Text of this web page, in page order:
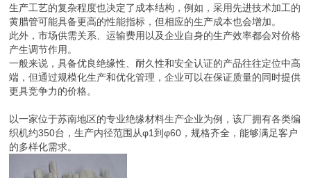
生产工艺的复杂程度也决定了成本结构，例如，采用先进技术加工的
黄腊管可能具备更高的性能指标，但相应的生产成本也会增加。
此外，市场供需关系、运输费用以及企业自身的生产效率都会对价格
产生调节作用。
一般来说，具备优良绝缘性、耐久性和安全认证的产品往往定位中高
端，但通过规模化生产和优化管理，企业可以在保证质量的同时提供
更具竞争力的价格。
以一家位于苏南地区的专业绝缘材料生产企业为例，该厂拥有各类编
织机约350台，生产内径范围从φ1到φ60，规格齐全，能够满足客户
的多样化需求。